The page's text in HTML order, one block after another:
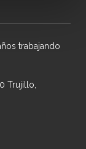
trabajando
Trujillo,